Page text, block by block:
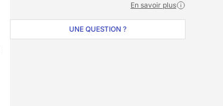
En savoir plus
UNE QUESTION ?